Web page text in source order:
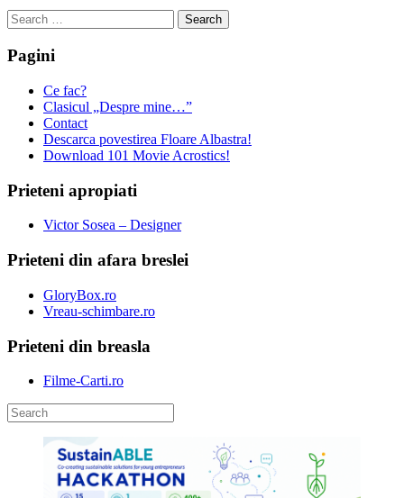
Search
for:
Pagini
Ce fac?
Clasicul „Despre mine…”
Contact
Descarca povestirea Floare Albastra!
Download 101 Movie Acrostics!
Prieteni apropiati
Victor Sosea – Designer
Prieteni din afara breslei
GloryBox.ro
Vreau-schimbare.ro
Prieteni din breasla
Filme-Carti.ro